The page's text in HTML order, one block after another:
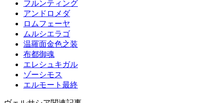
フルンティング
アンドロメダ
ロムフェーヤ
ムルシエラゴ
温羅面金色之装
布都御魂
エレシュキガル
ゾーシモス
エルモート最終